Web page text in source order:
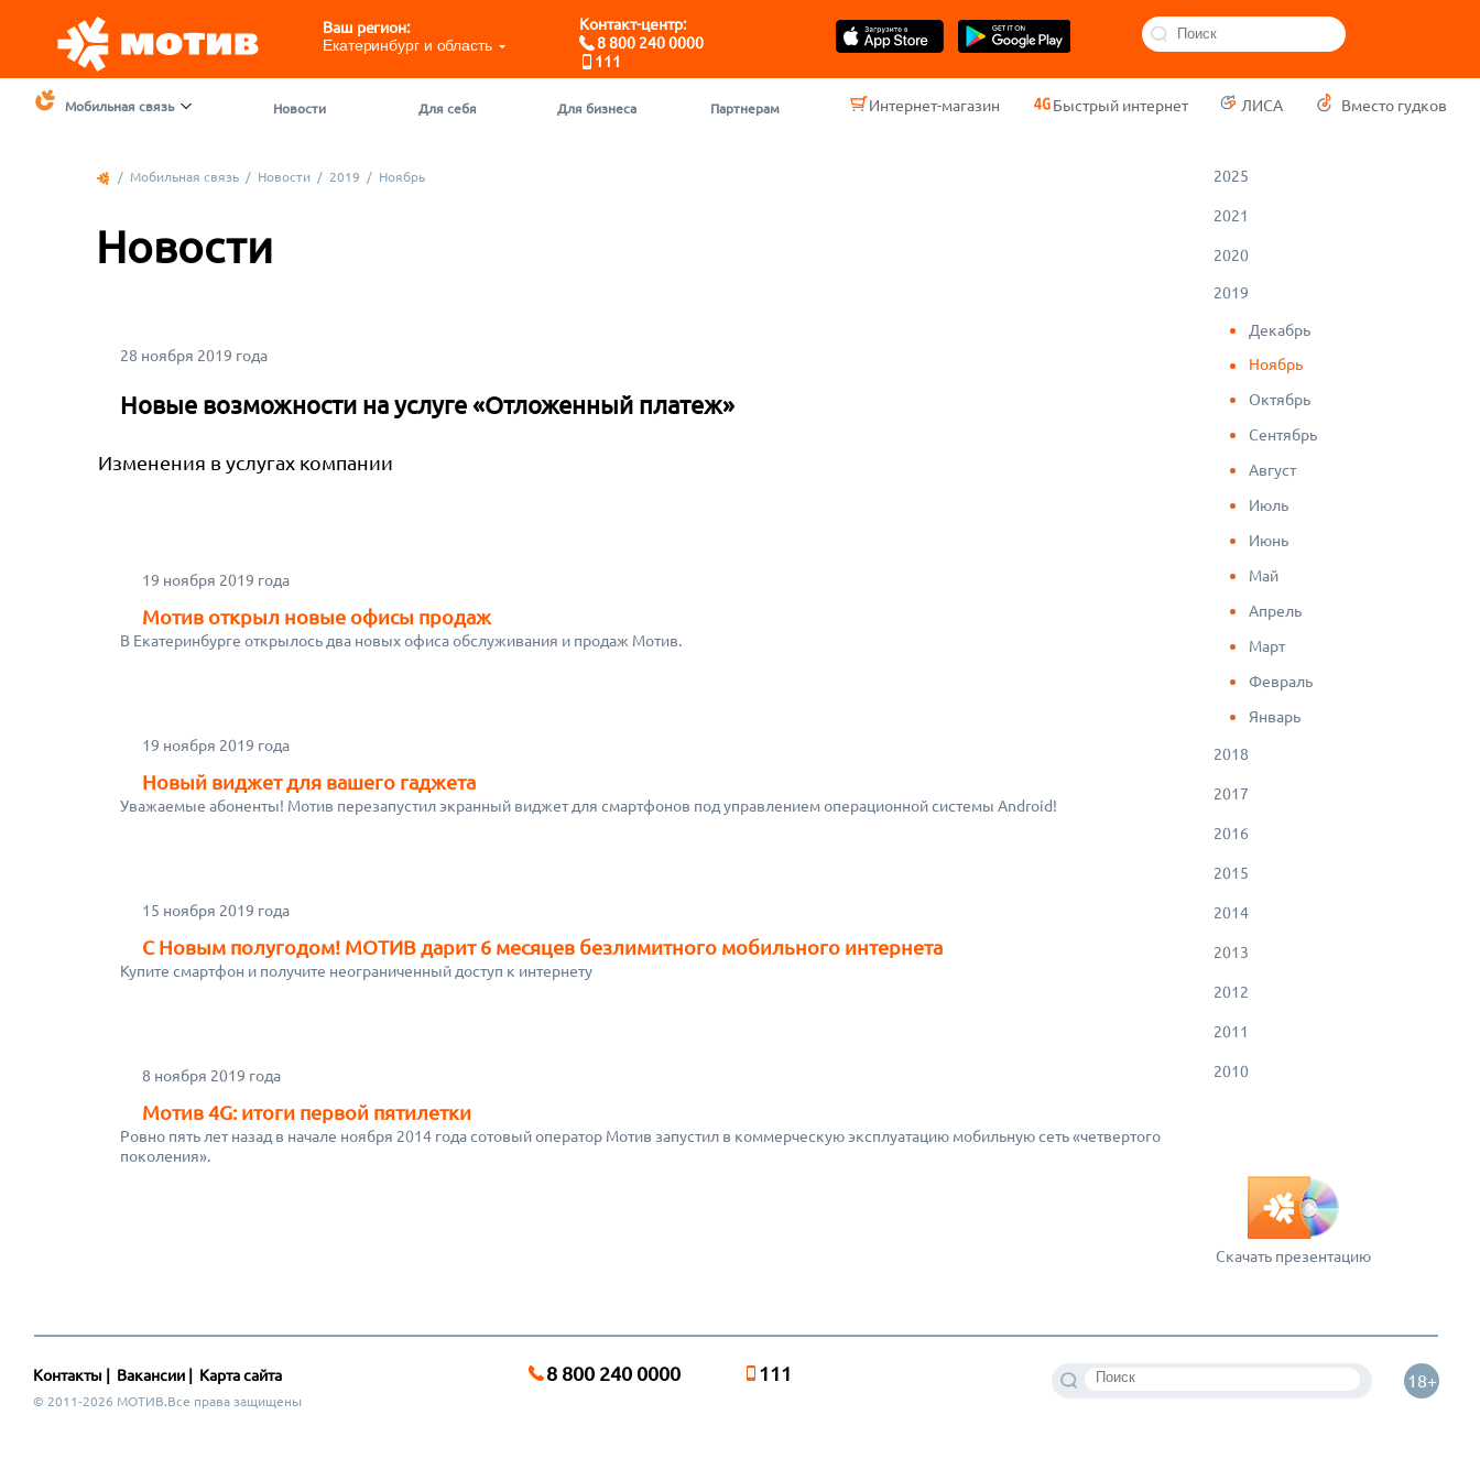
Ваш регион:
Екатеринбург и область
Контакт-центр:
8 800 240 0000
111
Интернет-магазин Быстрый интернет ЛИСА Вместо гудков
Мобильная связь Новости Для себя Для бизнеса Партнерам
2025
2021
2020
2019
Декабрь
Ноябрь
Октябрь
Сентябрь
Август
Июль
Июнь
Май
Апрель
Март
Февраль
Январь
2018
2017
2016
2015
2014
2013
2012
2011
2010
Скачать презентацию
/ Мобильная связь / Новости / 2019 / Ноябрь
Новости
28 ноября 2019 года
Новые возможности на услуге «Отложенный платеж»
Изменения в услугах компании
19 ноября 2019 года
Мотив открыл новые офисы продаж
В Екатеринбурге открылось два новых офиса обслуживания и продаж Мотив.
19 ноября 2019 года
Новый виджет для вашего гаджета
Уважаемые абоненты! Мотив перезапустил экранный виджет для смартфонов под управлением операционной системы Android!
15 ноября 2019 года
С Новым полугодом! МОТИВ дарит 6 месяцев безлимитного мобильного интернета
Купите смартфон и получите неограниченный доступ к интернету
8 ноября 2019 года
Мотив 4G: итоги первой пятилетки
Ровно пять лет назад в начале ноября 2014 года сотовый оператор Мотив запустил в коммерческую эксплуатацию мобильную сеть «четвертого
поколения».
Контакты Вакансии Карта сайта 8 800 240 0000 111 18+
© 2011-2026 МОТИВ.Все права защищены